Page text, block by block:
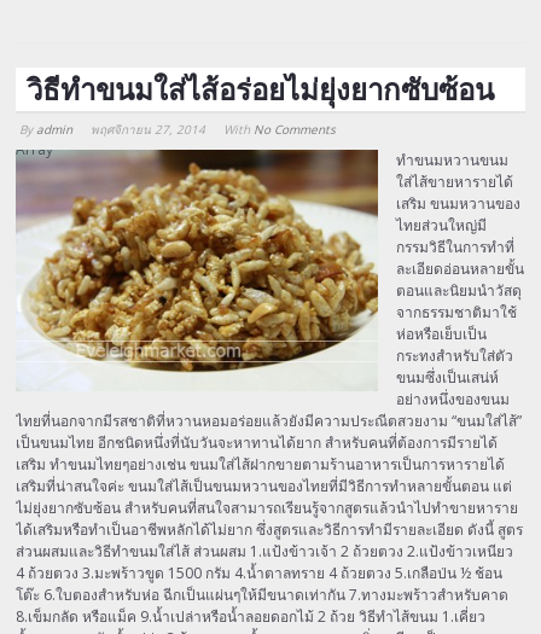
วิธีทำขนมใส่ไส้อร่อยไม่ยุ่งยากซับซ้อน
By admin พฤศจิกายน 27, 2014 With No Comments
Array
ทำขนมหวานขนม
ใส่ไส้ขายหารายได้
เสริม ขนมหวานของ
ไทยส่วนใหญ่มี
กรรมวิธีในการทำที่
ละเอียดอ่อนหลายขั้น
ตอนและนิยมนำวัสดุ
จากธรรมชาติมาใช้
ห่อหรือเย็บเป็น
กระทงสำหรับใส่ตัว
ขนมซึ่งเป็นเสน่ห์
อย่างหนึ่งของขนม
ไทยที่นอกจากมีรสชาติที่หวานหอมอร่อยแล้วยังมีความประณีตสวยงาม “ขนมใส่ไส้”
เป็นขนมไทย อีกชนิดหนึ่งที่นับวันจะหาทานได้ยาก สำหรับคนที่ต้องการมีรายได้
เสริม ทำขนมไทยๆอย่างเช่น ขนมใส่ไส้ฝากขายตามร้านอาหารเป็นการหารายได้
เสริมที่น่าสนใจค่ะ ขนมใส่ไส้เป็นขนมหวานของไทยที่มีวิธีการทำหลายขั้นตอน แต่
ไม่ยุ่งยากซับซ้อน สำหรับคนที่สนใจสามารถเรียนรู้จากสูตรแล้วนำไปทำขายหาราย
ได้เสริมหรือทำเป็นอาชีพหลักได้ไม่ยาก ซึ่งสูตรและวิธีการทำมีรายละเอียด ดังนี้ สูตร
ส่วนผสมและวิธีทำขนมใส่ไส้ ส่วนผสม 1.แป้งข้าวเจ้า 2 ถ้วยตวง 2.แป้งข้าวเหนียว
4 ถ้วยตวง 3.มะพร้าวขูด 1500 กรัม 4.น้ำตาลทราย 4 ถ้วยตวง 5.เกลือป่น ½ ช้อน
โต๊ะ 6.ใบตองสำหรับห่อ ฉีกเป็นแผ่นๆให้มีขนาดเท่ากัน 7.ทางมะพร้าวสำหรับคาด
8.เข็มกลัด หรือแม็ค 9.น้ำเปล่าหรือน้ำลอยดอกไม้ 2 ถ้วย วิธีทำไส้ขนม 1.เคี่ยว